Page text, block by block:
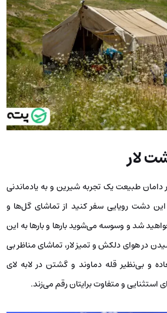
لار
طبیعت یک تجربه شیرین و به یادماندنی
دشت رویایی سفر کنید از تماشای گل‌ها و
شد و وسوسه می‌شوید بارها و بارها به این
در هوای دلکش و تمیز لار، تماشای مناظر بی
و بی‌نظیر قله دماوند و گشتن در لابه لای
استثنایی و متفاوت برایتان رقم می‌زند.